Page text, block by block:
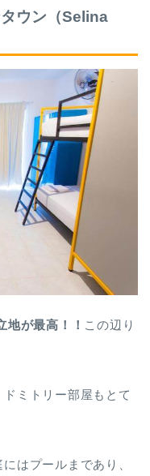
ウン（Selina
地が最高！！ この辺り
ミトリー部屋もとて
はプールまであり、